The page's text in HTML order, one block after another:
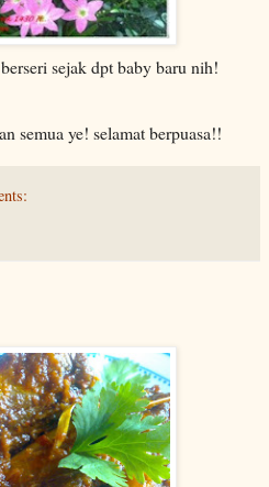
sejak dpt baby baru nih!
semua ye! selamat berpuasa!!